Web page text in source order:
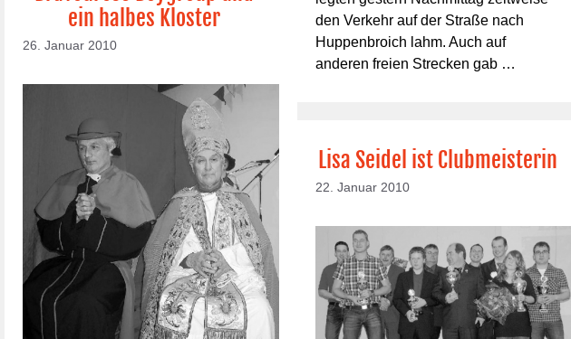
den Verkehr auf der Straße nach
Huppenbroich lahm. Auch auf
anderen freien Strecken gab …
ein halbes Kloster
26. Januar 2010
Lisa Seidel ist Clubmeisterin
22. Januar 2010